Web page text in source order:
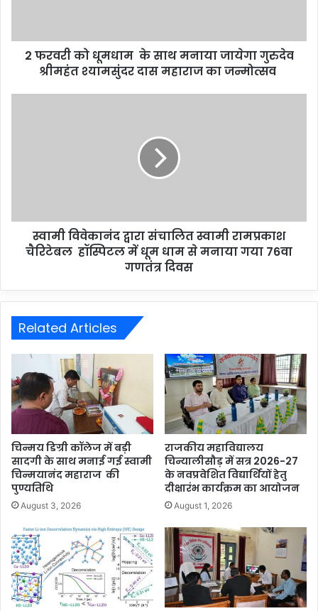
2 फरवरी को धूमधाम के साथ मनाया जायेगा गुरुदेव
श्रीमहंत श्यामसुंदर दास महाराज का जन्मोत्सव
स्वामी विवेकानंद द्वारा संचालित स्वामी रामप्रकाश
चैरिटेबल हॉस्पिटल में धूम धाम से मनाया गया 76वा
गणतंत्र दिवस
Related Articles
चिन्मय डिग्री कॉलेज में बड़ी
सादगी के साथ मनाई गई स्वामी
चिन्मयानंद महाराज की
पुण्यतिथि
August 3, 2026
राजकीय महाविद्यालय
चिन्यालीसौड़ में सत्र 2026-27
के नवप्रवेशित विद्यार्थियों हेतु
दीक्षारंभ कार्यक्रम का आयोजन
August 1, 2026